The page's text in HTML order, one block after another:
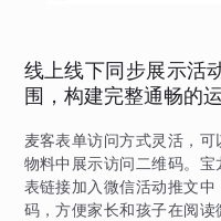
线上线下同步展示活
围，构建完整通畅的
麦客表单访问方式灵活，
物料中展示访问二维码。
表链接加入微信活动推文
码，方便家长和孩子在阅